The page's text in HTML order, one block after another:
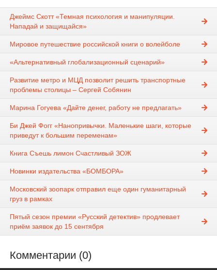
Джеймс Скотт «Темная психология и манипуляции.
Нападай и защищайся»
Мировое путешествие российской книги о волейболе
«Альтернативный глобализационный сценарий»
Развитие метро и МЦД позволит решить транспортные
проблемы столицы – Сергей Собянин
Марина Гогуева «Дайте денег, работу не предлагать»
Би Джей Фогг «Нанопривычки. Маленькие шаги, которые
приведут к большим переменам»
Книга Съешь лимон Счастливый ЗОЖ
Новинки издательства «БОМБОРА»
Московский зоопарк отправил еще один гуманитарный
груз в рамках
Пятый сезон премии «Русский детектив» продлевает
приём заявок до 15 сентября
Комментарии (0)